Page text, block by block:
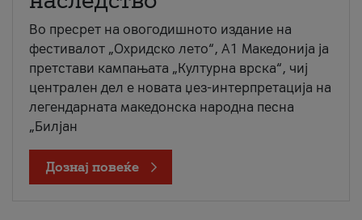
Во пресрет на овогодишното издание на
фестивалот „Охридско лето“, А1 Македонија ја
претстави кампањата „Културна врска“, чиј
централен дел е новата џез-интерпретација на
легендарната македонска народна песна
„Билјан
Дознај повеќе